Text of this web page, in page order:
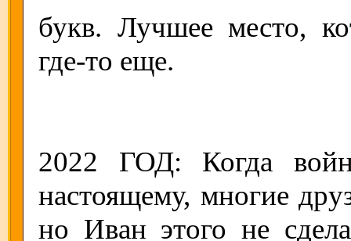
букв. Лучшее место,
где-то еще.
2022 ГОД: Когда
настоящему, многие
но Иван этого не